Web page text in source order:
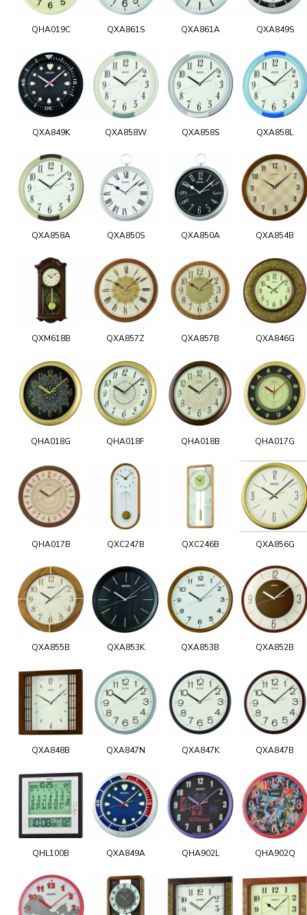
QHA019C QXA861S QXA861A QXA849S
QXA849K QXA858W QXA858S QXA858L
QXA858A QXA850S QXA850A QXA854B
QXM618B QXA857Z QXA857B QXA846G
QHA018G QHA018F QHA018B QHA017G
QHA017B QXC247B QXC246B QXA856G
QXA855B QXA853K QXA853B QXA852B
QXA848B QXA847N QXA847K QXA847B
QHL100B QXA849A QHA902L QHA902Q